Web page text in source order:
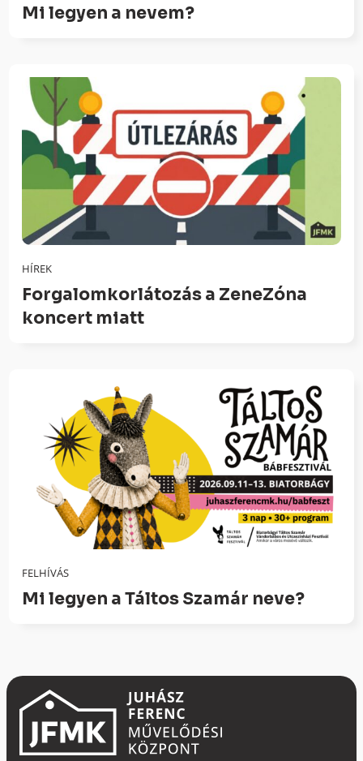
Mi legyen a nevem?
HÍREK
Forgalomkorlátozás a ZeneZóna
koncert miatt
FELHÍVÁS
Mi legyen a Táltos Szamár neve?